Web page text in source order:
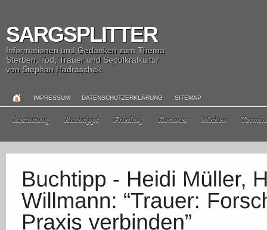
SARGSPLITTER
Informationen und Gedanken zum Thema
Sterben, Tod, Trauer und Sepulkralkultur
von Stephan Hadraschek
IMPRESSUM DATENSCHUTZERKLÄRUNG SITEMAP
Bestattung Buchtipps Friedhof Kurioses Medien